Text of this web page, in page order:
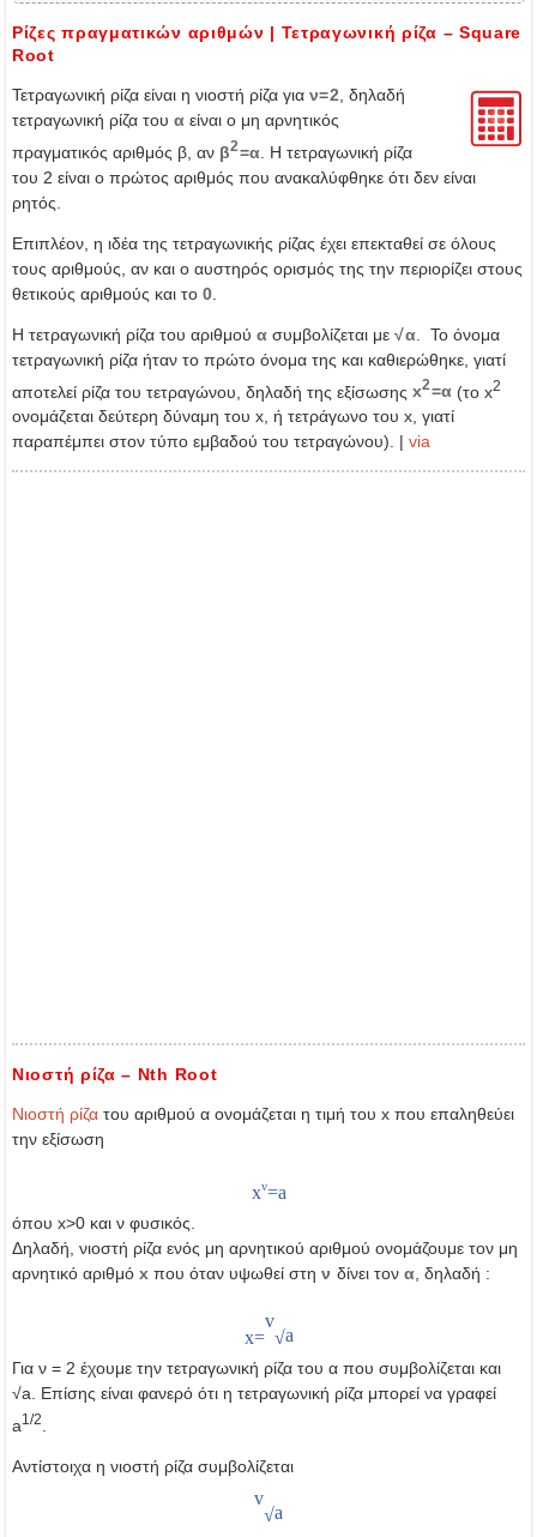
Ρίζες πραγματικών αριθμών | Τετραγωνική ρίζα – Square
Root
Τετραγωνική ρίζα είναι η νιοστή ρίζα για ν=2 , δηλαδή
τετραγωνική ρίζα του α είναι ο μη αρνητικός
πραγματικός αριθμός β, αν β2=α . Η τετραγωνική ρίζα
του 2 είναι ο πρώτος αριθμός που ανακαλύφθηκε ότι δεν είναι
ρητός.
Επιπλέον, η ιδέα της τετραγωνικής ρίζας έχει επεκταθεί σε όλους
τους αριθμούς, αν και ο αυστηρός ορισμός της την περιορίζει στους
θετικούς αριθμούς και το 0
Η τετραγωνική ρίζα του αριθμού α συμβολίζεται με√α. Το όνομα
τετραγωνική ρίζα ήταν το πρώτο όνομα της και καθιερώθηκε, γιατί
αποτελεί ρίζα του τετραγώνου, δηλαδή της εξίσωσης x2=α (το x2
ονομάζεται δεύτερη δύναμη του x, ή τετράγωνο του x, γιατί
παραπέμπει στον τύπο εμβαδού του τετραγώνου). | via
Νιοστή ρίζα – Nth Root
Νιοστή ρίζα του αριθμού α ονομάζεται η τιμή του x που επαληθεύει
την εξίσωση
xv=a
όπου x>0 και ν φυσικός.
Δηλαδή, νιοστή ρίζα ενός μη αρνητικού αριθμού ονομάζουμε τον μη
αρνητικό αριθμό x που όταν υψωθεί στην δίνει τον α, δηλαδή :
x=
v
√a
Για ν = 2 έχουμε την τετραγωνική ρίζα του α που συμβολίζεται και
√a. Επίσης είναι φανερό ότι η τετραγωνική ρίζα μπορεί να γραφεί
a1/2
Αντίστοιχα η νιοστή ρίζα συμβολίζεται
v
√a